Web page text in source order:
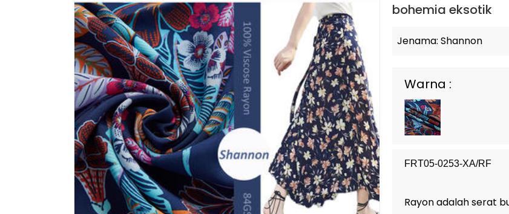
bohemia eksotik
Jenama: Shannon
Warna :
FRT05-0253-XA/RF
Rayon adalah serat